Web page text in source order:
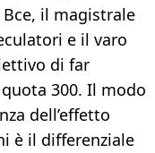
il magistrale
e il varo
di far
300. Il modo
dell’effetto
è il differenziale